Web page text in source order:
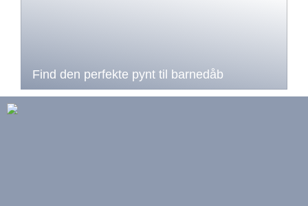
Find den perfekte pynt til barnedåb